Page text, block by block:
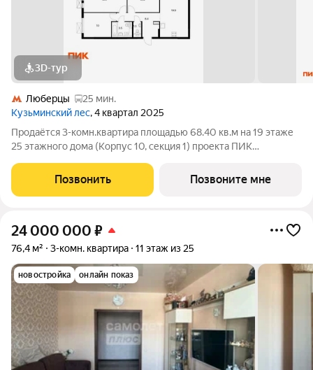
3D-тур
Люберцы
25 мин.
Кузьминский лес, 4 квартал 2025
Продаётся 3-комн.квартира площадью 68.40 кв.м на 19 этаже
25 этажного дома (Корпус 10, секция 1) проекта ПИК
земли, функциональная планировка, большие окна, с отделкой.
Жилой квартал «Кузьминский
Позвонить Позвоните мне
24 000 000 ₽
76,4 м² 3-комн. квартира 11 этаж из 25
новостройка онлайн показ